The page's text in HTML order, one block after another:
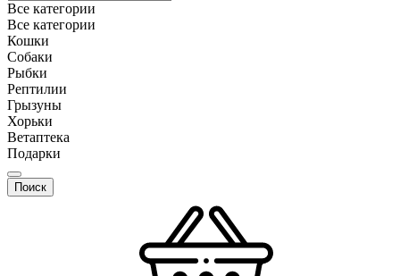
Все категории
Все категории
Кошки
Собаки
Рыбки
Рептилии
Грызуны
Хорьки
Ветаптека
Подарки